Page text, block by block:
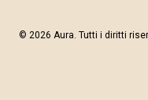
© 2026 Aura. Tutti i diritti